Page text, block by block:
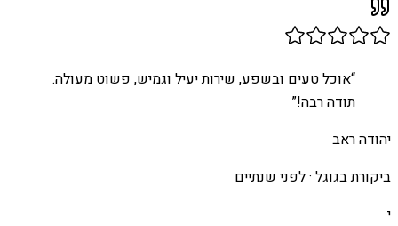
“אוכל טעים ובשפע, שירות יעיל וגמיש, פשוט מעולה.
תודה רבה!”
יהודה ראב
ביקורת בגוגל ·לפני שנתיים
י